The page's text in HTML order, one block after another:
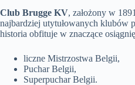
Club Brugge KV, założony w
najbardziej utytułowanych klubów
historia obfituje w znaczące
liczne Mistrzostwa Belgii,
Puchar Belgii,
Superpuchar Belgii.